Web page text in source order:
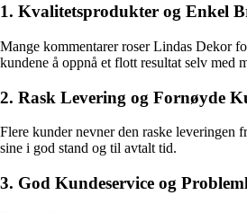
1. Kvalitetsprodukter og Enkel
Mange kommentarer roser Lindas Dekor
kundene å oppnå et flott resultat selv med
2. Rask Levering og Fornøyde
Flere kunder nevner den raske leveringen
sine i god stand og til avtalt tid.
3. God Kundeservice og